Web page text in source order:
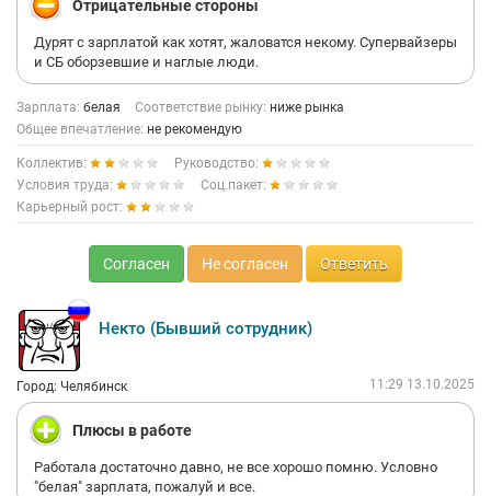
Отрицательные стороны
Дурят с зарплатой как хотят, жаловатся некому. Супервайзеры
и СБ оборзевшие и наглые люди.
Зарплата: белая Соответствие рынку: ниже рынка
Общее впечатление: не рекомендую
Коллектив:
Руководство:
Условия труда:
Соц.пакет:
Карьерный рост:
Согласен Не согласен Ответить
Некто (Бывший сотрудник)
Город: Челябинск 11:29 13.10.2025
Плюсы в работе
Работала достаточно давно, не все хорошо помню. Условно
"белая" зарплата, пожалуй и все.